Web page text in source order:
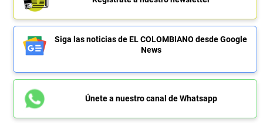
Siga las noticias de EL COLOMBIANO desde Google
News
Únete a nuestro canal de Whatsapp